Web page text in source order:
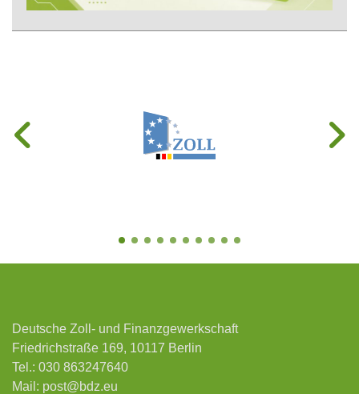
Deutsche Zoll- und Finanzgewerkschaft
Friedrichstraße 169, 10117 Berlin
Tel.: 030 863247640
Mail: post@bdz.eu